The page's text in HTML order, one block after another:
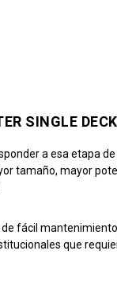
SINGLE
a esa etapa
tamaño, mayor
fácil
que